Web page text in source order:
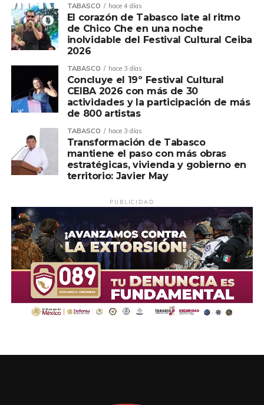
TABASCO hace 4 días
El corazón de Tabasco late al ritmo
de Chico Che en una noche
inolvidable del Festival Cultural Ceiba
2026
TABASCO hace 3 días
Concluye el 19º Festival Cultural
CEIBA 2026 con más de 30
actividades y la participación de más
de 800 artistas
TABASCO hace 3 días
Transformación de Tabasco
mantiene el paso con más obras
estratégicas, vivienda y gobierno en
territorio: Javier May
PUBLICIDAD